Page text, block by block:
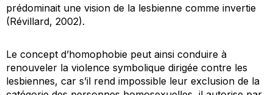
prédominait une vision de la lesbienne comme invertie
(Révillard, 2002).
Le concept d’homophobie peut ainsi conduire à
renouveler la violence symbolique dirigée contre les
lesbiennes, car s’il rend impossible leur exclusion de la